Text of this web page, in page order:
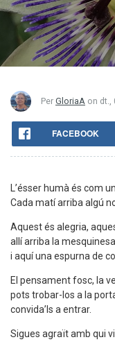
Per GloriaA on dt.,
FACEBOOK
L’ésser humà és com
Cada matí arriba algú
Aquest és alegria,
allí arriba la mesquinesa
i aquí una espurna de
El pensament fosc, la
pots trobar-los a la
convida’ls a entrar.
Sigues agraït amb qui